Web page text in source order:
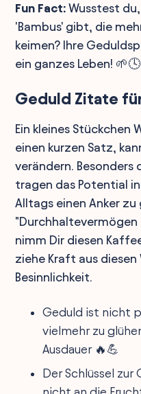
Fun Fact: Wusstest
'Bambus' gibt, die
keimen? Ihre
ein ganzes Leben! 🌱🕓
Geduld Zitate
Ein kleines Stückchen
einen kurzen Satz,
verändern. Besonders
tragen das Potential
Alltags einen Anker zu
"Durchhaltevermögen
nimm Dir diesen
ziehe Kraft aus
Besinnlichkeit.
Geduld ist nicht
vielmehr zu
Ausdauer 🔥💪
Der Schlüssel zur